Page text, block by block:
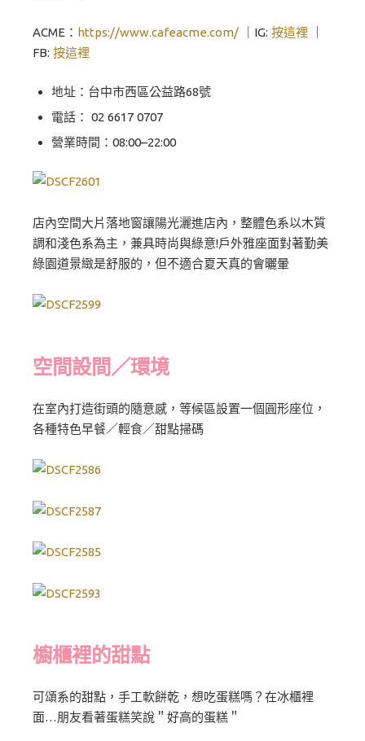
ACME： https://www.cafeacme.com/ ｜IG: 按這裡
FB: 按這裡
地址：台中市西區公益路68號
電話： 02 6617 0707
營業時間：08:00–22:00
店內空間大片落地窗讓陽光灑進店內，整體色系以木質
調和淺色系為主，兼具時尚與綠意!戶外雅座面對著勤美
綠園道景緻是舒服的，但不適合夏天真的會曬暈
空間設間／環境
在室內打造街頭的隨意感，等候區設置一個圓形座位，
各種特色早餐／輕食／甜點掃碼
櫥櫃裡的甜點
可頌系的甜點，手工軟餅乾，想吃蛋糕嗎？在冰櫃裡
面…朋友看著蛋糕笑說＂好高的蛋糕＂